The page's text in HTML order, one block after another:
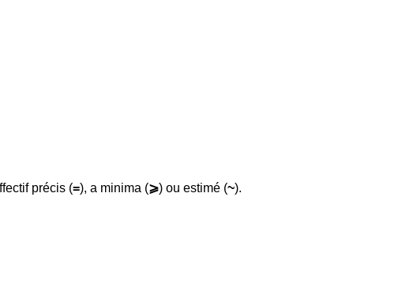
précis (=), a minima (⩾) ou estimé (~).